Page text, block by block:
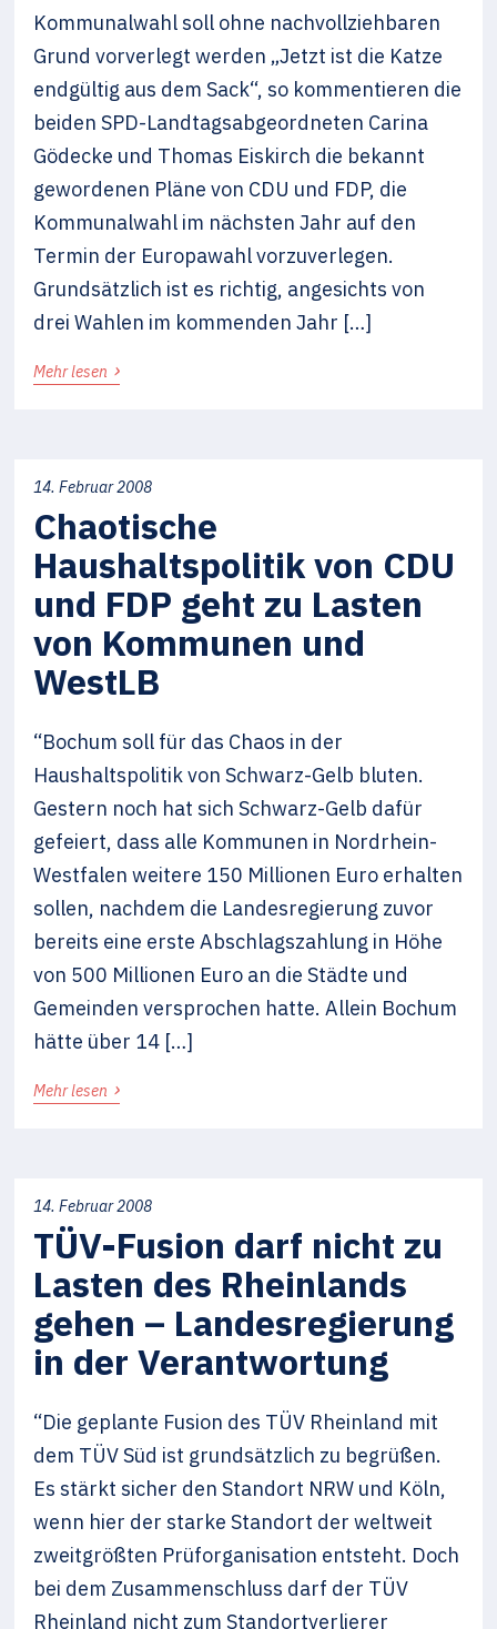
Kommunalwahl soll ohne nachvollziehbaren
Grund vorverlegt werden „Jetzt ist die Katze
endgültig aus dem Sack“, so kommentieren die
beiden SPD-Landtagsabgeordneten Carina
Gödecke und Thomas Eiskirch die bekannt
gewordenen Pläne von CDU und FDP, die
Kommunalwahl im nächsten Jahr auf den
Termin der Europawahl vorzuverlegen.
Grundsätzlich ist es richtig, angesichts von
drei Wahlen im kommenden Jahr […]
Mehr lesen ›
14. Februar 2008
Chaotische
Haushaltspolitik von CDU
und FDP geht zu Lasten
von Kommunen und
WestLB
“Bochum soll für das Chaos in der
Haushaltspolitik von Schwarz-Gelb bluten.
Gestern noch hat sich Schwarz-Gelb dafür
gefeiert, dass alle Kommunen in Nordrhein-
Westfalen weitere 150 Millionen Euro erhalten
sollen, nachdem die Landesregierung zuvor
bereits eine erste Abschlagszahlung in Höhe
von 500 Millionen Euro an die Städte und
Gemeinden versprochen hatte. Allein Bochum
hätte über 14 […]
Mehr lesen ›
14. Februar 2008
TÜV-Fusion darf nicht zu
Lasten des Rheinlands
gehen – Landesregierung
in der Verantwortung
“Die geplante Fusion des TÜV Rheinland mit
dem TÜV Süd ist grundsätzlich zu begrüßen.
Es stärkt sicher den Standort NRW und Köln,
wenn hier der starke Standort der weltweit
zweitgrößten Prüforganisation entsteht. Doch
bei dem Zusammenschluss darf der TÜV
Rheinland nicht zum Standortverlierer